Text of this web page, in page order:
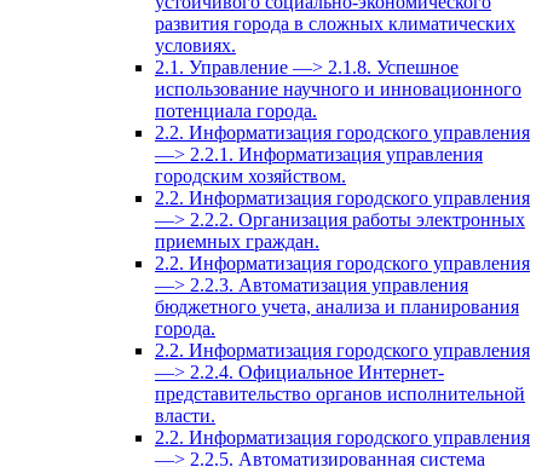
развития города в сложных климатических
условиях.
2.1. Управление —> 2.1.8. Успешное
использование научного и инновационного
потенциала города.
2.2. Информатизация городского управления
—> 2.2.1. Информатизация управления
городским хозяйством.
2.2. Информатизация городского управления
—> 2.2.2. Организация работы электронных
приемных граждан.
2.2. Информатизация городского управления
—> 2.2.3. Автоматизация управления
бюджетного учета, анализа и планирования
города.
2.2. Информатизация городского управления
—> 2.2.4. Официальное Интернет-
представительство органов исполнительной
власти.
2.2. Информатизация городского управления
—> 2.2.5. Автоматизированная система